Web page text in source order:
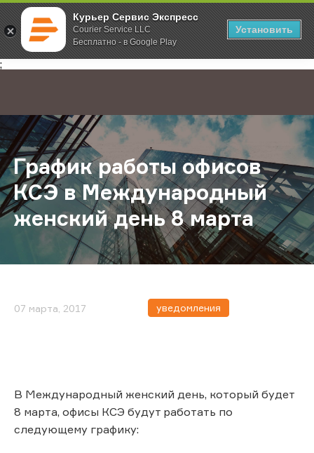
Курьер Сервис Экспресс
Courier Service LLC
Бесплатно - в Google Play
Установить
;
Главная О компании Новости График работы офисов КСЭ в
График работы офисов
КСЭ в Международный
женский день 8 марта
07 марта, 2017 уведомления
В Международный женский день, который будет
8 марта, офисы КСЭ будут работать по
следующему графику: